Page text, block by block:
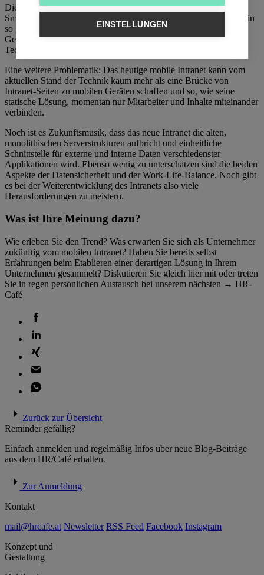
Die rasche technische Entwicklung und Verbreitung von
Smartphones und Tablets hat mobile Geräte in den letzten Jahren in
so gut wie jeden Haushalt gebracht. Doch vor allem die ältere
Generation hat im Allgemeinen so ihre Berührungsängste mit der
Technik.
Eine weitere Problematik: Das heutige mobile Intranet kann vom
aktuellen Stand der Technik kaum mehr als eine Brücke von
Intranet-Seiten zu mobilen Geräten schaffen und so, wie seine
statische Lösung, momentan nur Mitarbeiter und Inhalte miteinander
verbinden.
Noch ist es Zukunftsmusik, dass das neue Intranet die alten,
monolithischen Serverstrukturen aufbricht und einheitliche
Schnittstelle für externe und interne Daten verschiedenster
Applikationen wird. Ebenso wenig zu unterschätzen sind die beiden
Aspekte der Datensicherheit und der Work-Life-Balance. Noch gibt
es bei der Weiterentwicklung des Intranets also viele
Herausforderungen zu meistern.
Was ist Ihre Meinung dazu?
Wie erleben Sie den Trend? Was erwarten Sie sich als Unternehmer
zukünftig vom mobilen Intranet? Haben Sie bereits selbst
Erfahrungen beim Etablieren einer derartigen Lösung in Ihrem
Unternehmen gesammelt? Diskutieren Sie gleich hier mit oder treten
Sie in regen persönlichen Austausch bei unserem nächsten → HR-
Café
Zurück zur Übersicht
Reminder gefällig?
Einfach anmelden und regelmäßig Infos über neue Blog-Beiträge
aus dem HR/Café erhalten.
Zur Anmeldung
Kontakt
mail@hrcafe.at Newsletter RSS Feed Facebook Instagram
Konzept und
Gestaltung
EINSTELLUNGEN